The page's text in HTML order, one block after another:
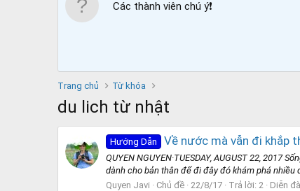
Các thành viên chú ý❗️
Trang chủ Từ khóa
du lich từ nhật
Hướng Dẫn Về nước mà vẫn đi khắp
QUYEN NGUYEN·TUESDAY, AUGUST 22,
dành cho bản thân để đi đây đó khám phá nhiều
Quyen Javi
Chủ đề 22/8/17 Trả lời: 2 Diễn